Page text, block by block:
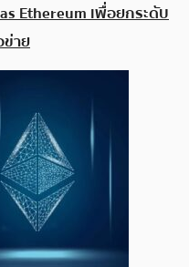
Ethereum เพื่อยกระดับ
าย